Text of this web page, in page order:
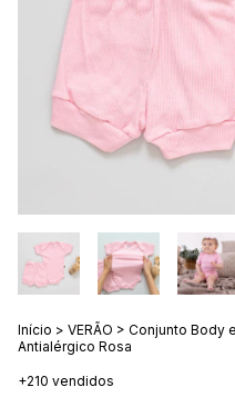
Início > VERÃO > Conjunto Body
Antialérgico Rosa
+210 vendidos